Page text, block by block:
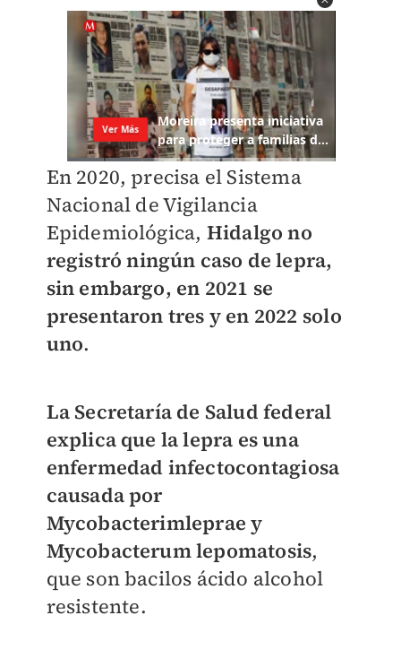
En 2020, precisa el Sistema
Nacional de Vigilancia
Epidemiológica, Hidalgo no
registró ningún caso de lepra,
sin embargo, en 2021 se
presentaron tres y en 2022 solo
uno.
La Secretaría de Salud federal
explica que la lepra es una
enfermedad infectocontagiosa
causada por
Mycobacterimleprae y
Mycobacterum lepomatosis,
que son bacilos ácido alcohol
resistente.